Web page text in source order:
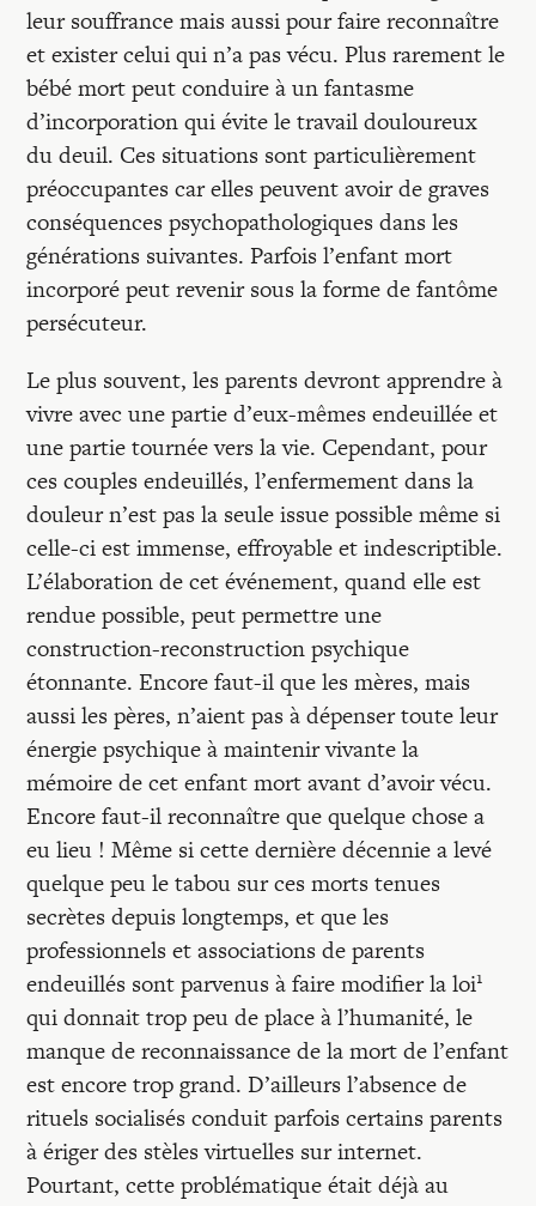
leur souffrance mais aussi pour faire reconnaître
et exister celui qui n’a pas vécu. Plus rarement le
bébé mort peut conduire à un fantasme
d’incorporation qui évite le travail douloureux
du deuil. Ces situations sont particulièrement
préoccupantes car elles peuvent avoir de graves
conséquences psychopathologiques dans les
générations suivantes. Parfois l’enfant mort
incorporé peut revenir sous la forme de fantôme
persécuteur.
Le plus souvent, les parents devront apprendre à
vivre avec une partie d’eux-mêmes endeuillée et
une partie tournée vers la vie. Cependant, pour
ces couples endeuillés, l’enfermement dans la
douleur n’est pas la seule issue possible même si
celle-ci est immense, effroyable et indescriptible.
L’élaboration de cet événement, quand elle est
rendue possible, peut permettre une
construction-reconstruction psychique
étonnante. Encore faut-il que les mères, mais
aussi les pères, n’aient pas à dépenser toute leur
énergie psychique à maintenir vivante la
mémoire de cet enfant mort avant d’avoir vécu.
Encore faut-il reconnaître que quelque chose a
eu lieu ! Même si cette dernière décennie a levé
quelque peu le tabou sur ces morts tenues
secrètes depuis longtemps, et que les
professionnels et associations de parents
endeuillés sont parvenus à faire modifier la loi1
qui donnait trop peu de place à l’humanité, le
manque de reconnaissance de la mort de l’enfant
est encore trop grand. D’ailleurs l’absence de
rituels socialisés conduit parfois certains parents
à ériger des stèles virtuelles sur internet.
Pourtant, cette problématique était déjà au